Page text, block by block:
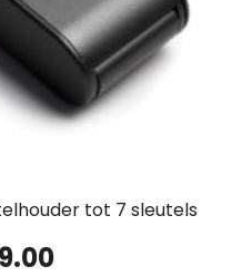
tot 7 sleutels